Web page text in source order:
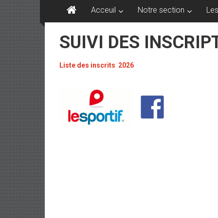
Acceuil Notre section
SUIVI DES
Liste des inscrits 2026